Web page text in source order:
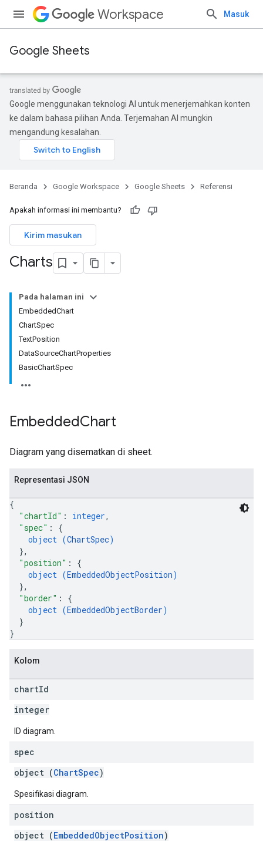
Workspace Masuk
Google Sheets
Google menggunakan teknologi AI untuk menerjemahkan konten
ke dalam bahasa pilihan Anda. Terjemahan AI mungkin
mengandung kesalahan.
Beranda Google Workspace Google Sheets Referensi
Apakah informasi ini membantu?
Kirim masukan
Charts
Pada halaman ini
EmbeddedChart
ChartSpec
TextPosition
DataSourceChartProperties
BasicChartSpec
EmbeddedChart
Diagram yang disematkan di sheet.
Representasi JSON
{
"chartId" : integer,
"spec" : {
object (ChartSpec)
},
"position" : {
object (EmbeddedObjectPosition)
},
"border" : {
object (EmbeddedObjectBorder)
}
}
Kolom
chartId
integer
ID diagram.
spec
object (ChartSpec)
Spesifikasi diagram.
position
object (EmbeddedObjectPosition)